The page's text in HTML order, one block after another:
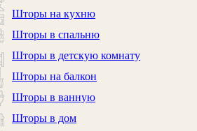
Шторы на кухню
Шторы в спальню
Шторы в детскую комнату
Шторы на балкон
Шторы в ванную
Шторы в дом